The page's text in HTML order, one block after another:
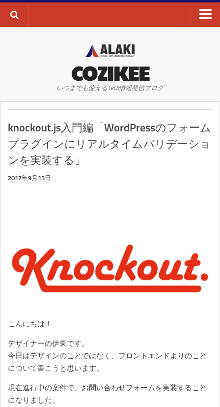
AI・ディープラーニング
WEBサイト
WEBマーケティング
SEO
SNS
その他
COZIKEE
いつまでも使えるTech情報発信ブログ
knockout.js入門編「WordPressのフォーム
プラグインにリアルタイムバリデーショ
ンを実装する」
2017年9月15日
こんにちは！
デザイナーの伊東です。
今日はデザインのことではなく、フロントエンドよりのこと
について書こうと思います。
現在進行中の案件で、お問い合わせフォームを実装すること
になりました。